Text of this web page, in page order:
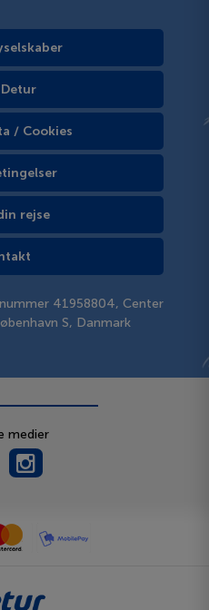
/ Cookies
rejse
41958804, Center
S, Danmark
medier